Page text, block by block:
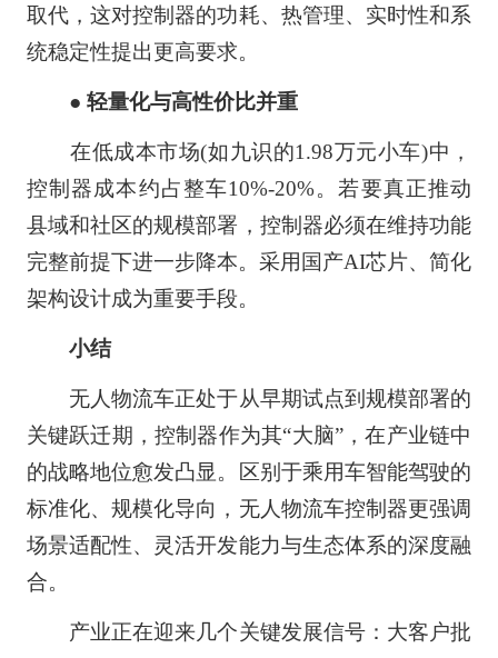
取代，这对控制器的功耗、热管理、实时性和系
统稳定性提出更高要求。
● 轻量化与高性价比并重
在低成本市场(如九识的1.98万元小车)中，
控制器成本约占整车10%-20%。若要真正推动
县域和社区的规模部署，控制器必须在维持功能
完整前提下进一步降本。采用国产AI芯片、简化
架构设计成为重要手段。
小结
无人物流车正处于从早期试点到规模部署的
关键跃迁期，控制器作为其“大脑”，在产业链中
的战略地位愈发凸显。区别于乘用车智能驾驶的
标准化、规模化导向，无人物流车控制器更强调
场景适配性、灵活开发能力与生态体系的深度融
合。
产业正在迎来几个关键发展信号：大客户批